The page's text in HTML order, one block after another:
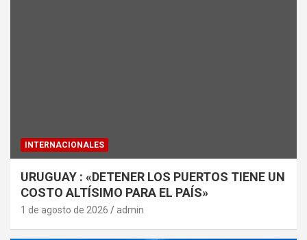
INTERNACIONALES
URUGUAY : «DETENER LOS PUERTOS TIENE UN
COSTO ALTÍSIMO PARA EL PAÍS»
1 de agosto de 2026 admin